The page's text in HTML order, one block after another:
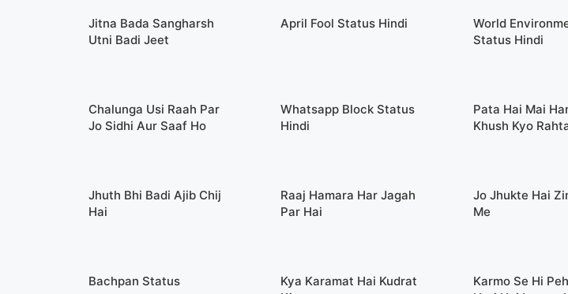
Jitna Bada Sangharsh
Utni Badi Jeet
April Fool Status Hindi
World
Status Hindi
Chalunga Usi Raah Par
Jo Sidhi Aur Saaf Ho
Whatsapp Block Status
Hindi
Pata Hai Mai
Khush Kyo
Jhuth Bhi Badi Ajib Chij
Hai
Raaj Hamara Har Jagah
Par Hai
Jo Jhukte Hai
Me
Bachpan Status
Kya Karamat Hai Kudrat
Karmo Se Hi